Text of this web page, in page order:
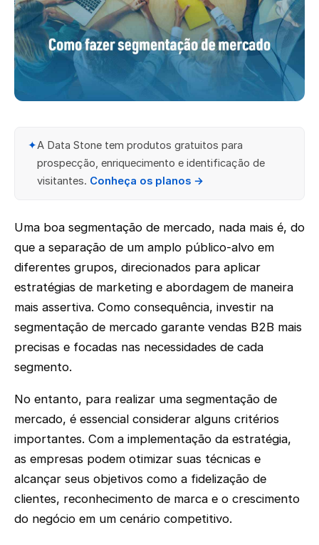
✦A Data Stone tem produtos gratuitos para
prospecção, enriquecimento e identificação de
visitantes. Conheça os planos →
Uma boa segmentação de mercado, nada mais é, do
que a separação de um amplo público-alvo em
diferentes grupos, direcionados para aplicar
estratégias de marketing e abordagem de maneira
mais assertiva. Como consequência, investir na
segmentação de mercado garante vendas B2B mais
precisas e focadas nas necessidades de cada
segmento.
No entanto, para realizar uma segmentação de
mercado, é essencial considerar alguns critérios
importantes. Com a implementação da estratégia,
as empresas podem otimizar suas técnicas e
alcançar seus objetivos como a fidelização de
clientes, reconhecimento de marca e o crescimento
do negócio em um cenário competitivo.